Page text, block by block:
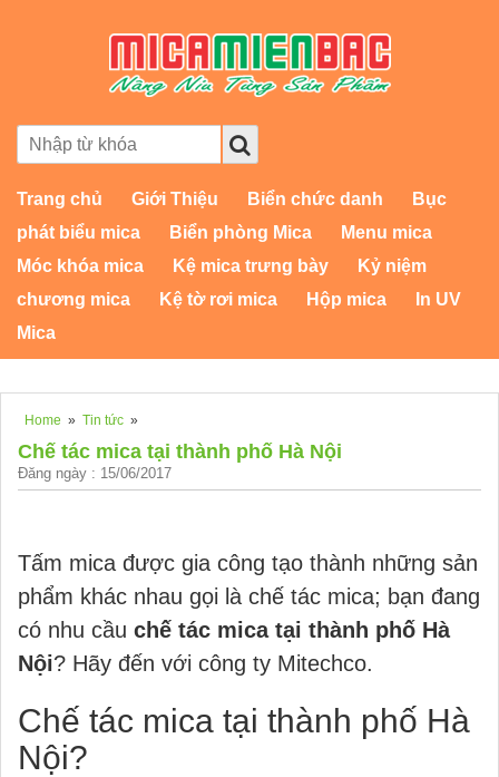
Trang chủ Giới Thiệu Biển chức danh
Bục
phát biểu mica
Biển phòng Mica
Menu mica
Móc khóa mica
Kệ mica trưng bày
Kỷ niệm
chương mica
Kệ tờ rơi mica Hộp mica
In UV
Mica
Home » Tin tức »
Chế tác mica tại thành phố Hà Nội
Đăng ngày : 15/06/2017
Tấm mica được gia công tạo thành những sản
phẩm khác nhau gọi là chế tác mica; bạn đang
có nhu cầu chế tác mica tại thành phố Hà
Nội? Hãy đến với công ty Mitechco.
Chế tác mica tại thành phố Hà
Nội?